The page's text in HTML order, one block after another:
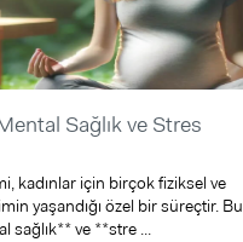
Sağlık ve Stres
kadınlar için birçok fiziksel ve
yaşandığı özel bir süreçtir. Bu
sağlık** ve **stre ...